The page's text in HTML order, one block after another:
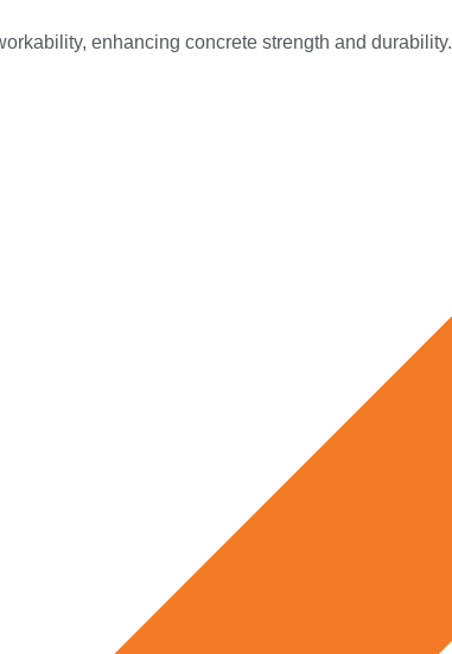
enhancing concrete strength and durability.